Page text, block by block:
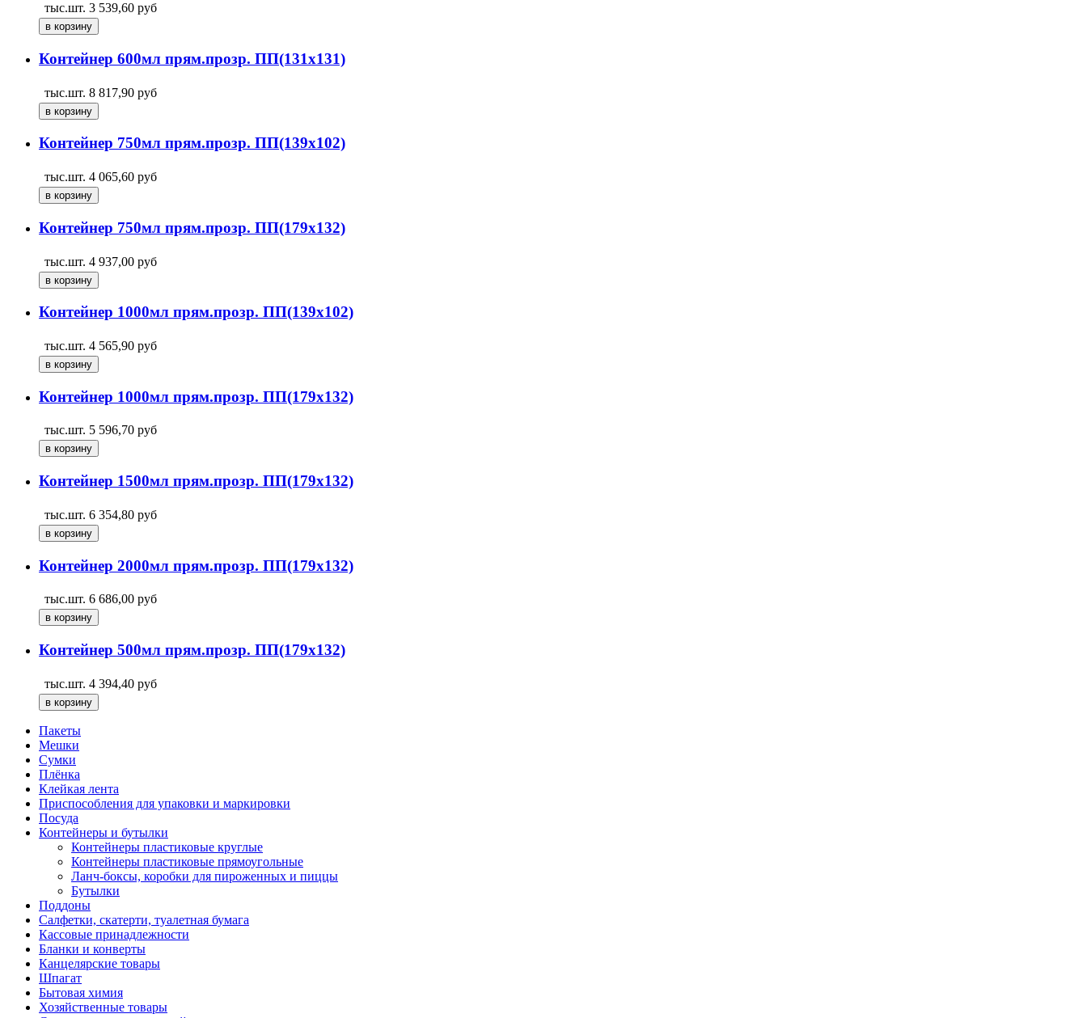
тыс.шт. 3 539,60 руб
Контейнер 600мл прям.прозр. ПП(131х131)
тыс.шт. 8 817,90 руб
Контейнер 750мл прям.прозр. ПП(139х102)
тыс.шт. 4 065,60 руб
Контейнер 750мл прям.прозр. ПП(179х132)
тыс.шт. 4 937,00 руб
Контейнер 1000мл прям.прозр. ПП(139х102)
тыс.шт. 4 565,90 руб
Контейнер 1000мл прям.прозр. ПП(179х132)
тыс.шт. 5 596,70 руб
Контейнер 1500мл прям.прозр. ПП(179х132)
тыс.шт. 6 354,80 руб
Контейнер 2000мл прям.прозр. ПП(179х132)
тыс.шт. 6 686,00 руб
Контейнер 500мл прям.прозр. ПП(179х132)
тыс.шт. 4 394,40 руб
Пакеты
Мешки
Сумки
Плёнка
Клейкая лента
Приспособления для упаковки и маркировки
Посуда
Контейнеры и бутылки
Контейнеры пластиковые круглые
Контейнеры пластиковые прямоугольные
Ланч-боксы, коробки для пироженных и пиццы
Бутылки
Поддоны
Салфетки, скатерти, туалетная бумага
Кассовые принадлежности
Бланки и конверты
Канцелярские товары
Шпагат
Бытовая химия
Хозяйственные товары